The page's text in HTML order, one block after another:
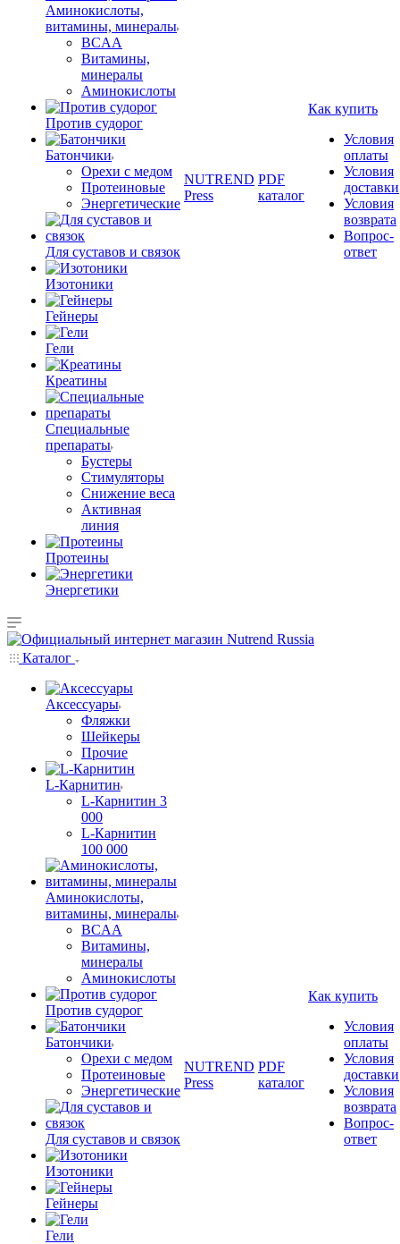
Аминокислоты,
витамины, минералы
BCAA
Витамины,
минералы
Аминокислоты
Против судорог
Батончики
Орехи с медом
Протеиновые
Энергетические
Для суставов и связок
Изотоники
Гейнеры
Гели
Креатины
Специальные
препараты
Бустеры
Стимуляторы
Снижение веса
Активная
линия
Протеины
Энергетики
NUTREND
Press
PDF
каталог
Как купить
Условия
оплаты
Условия
доставки
Условия
возврата
Вопрос-
ответ
Каталог
Аксессуары
Фляжки
Шейкеры
Прочие
L-Карнитин
L-Карнитин 3
000
L-Карнитин
100 000
Аминокислоты,
витамины, минералы
BCAA
Витамины,
минералы
Аминокислоты
Против судорог
Батончики
Орехи с медом
Протеиновые
Энергетические
Для суставов и связок
Изотоники
Гейнеры
Гели
NUTREND
Press
PDF
каталог
Как купить
Условия
оплаты
Условия
доставки
Условия
возврата
Вопрос-
ответ